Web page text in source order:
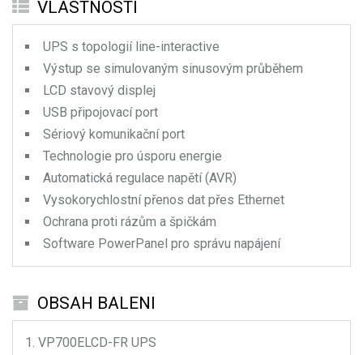
VLASTNOSTI
UPS s topologií line-interactive
Výstup se simulovaným sinusovým průběhem
LCD stavový displej
USB připojovací port
Sériový komunikační port
Technologie pro úsporu energie
Automatická regulace napětí (AVR)
Vysokorychlostní přenos dat přes Ethernet
Ochrana proti rázům a špičkám
Software PowerPanel pro správu napájení
OBSAH BALENI
VP700ELCD-FR UPS